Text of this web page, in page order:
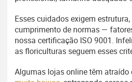
Esses cuidados exigem
cumprimento de normas —
nossa certificação ISO 9001.
as floriculturas seguem esses
Algumas lojas online têm atraído